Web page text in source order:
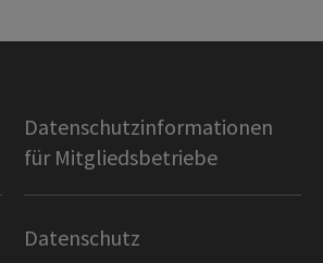
Datenschutzinformationen
für Mitgliedsbetriebe
Datenschutz